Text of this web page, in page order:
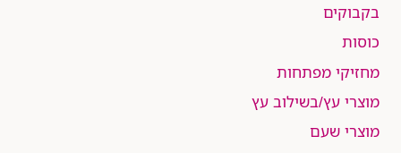
בקבוקים
כוסות
מחזיקי מפתחות
מוצרי עץ/בשילוב עץ
מוצרי שעם